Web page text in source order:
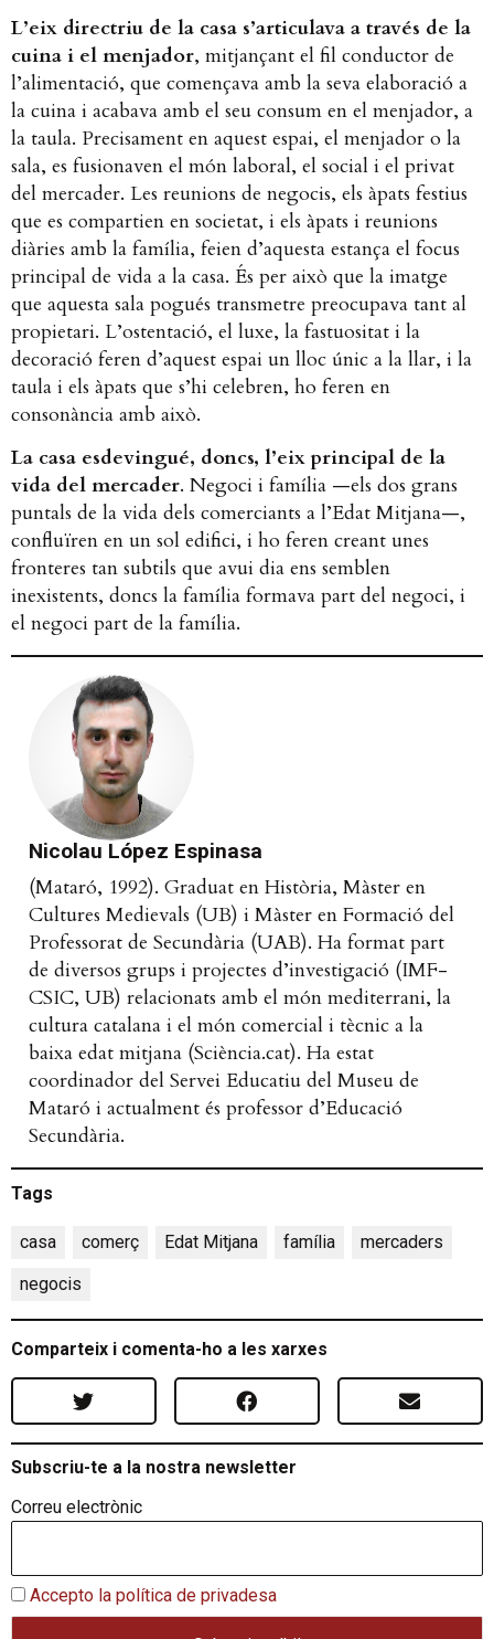
L’eix directriu de la casa s’articulava a través de la
cuina i el menjador, mitjançant el fil conductor de
l’alimentació, que començava amb la seva elaboració a
la cuina i acabava amb el seu consum en el menjador, a
la taula. Precisament en aquest espai, el menjador o la
sala, es fusionaven el món laboral, el social i el privat
del mercader. Les reunions de negocis, els àpats festius
que es compartien en societat, i els àpats i reunions
diàries amb la família, feien d’aquesta estança el focus
principal de vida a la casa. És per això que la imatge
que aquesta sala pogués transmetre preocupava tant al
propietari. L’ostentació, el luxe, la fastuositat i la
decoració feren d’aquest espai un lloc únic a la llar, i la
taula i els àpats que s’hi celebren, ho feren en
consonància amb això.
La casa esdevingué, doncs, l’eix principal de la
vida del mercader. Negoci i família —els dos grans
puntals de la vida dels comerciants a l’Edat Mitjana—,
confluïren en un sol edifici, i ho feren creant unes
fronteres tan subtils que avui dia ens semblen
inexistents, doncs la família formava part del negoci, i
el negoci part de la família.
Nicolau López Espinasa
(Mataró, 1992). Graduat en Història, Màster en
Cultures Medievals (UB) i Màster en Formació del
Professorat de Secundària (UAB). Ha format part
de diversos grups i projectes d’investigació (IMF-
CSIC, UB) relacionats amb el món mediterrani, la
cultura catalana i el món comercial i tècnic a la
baixa edat mitjana (Sciència.cat). Ha estat
coordinador del Servei Educatiu del Museu de
Mataró i actualment és professor d’Educació
Secundària.
Tags
casa comerç Edat Mitjana família mercaders
negocis
Comparteix i comenta-ho a les xarxes
Subscriu-te a la nostra newsletter
Correu electrònic
Accepto la política de privadesa